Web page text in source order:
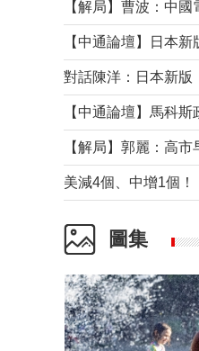
圖集